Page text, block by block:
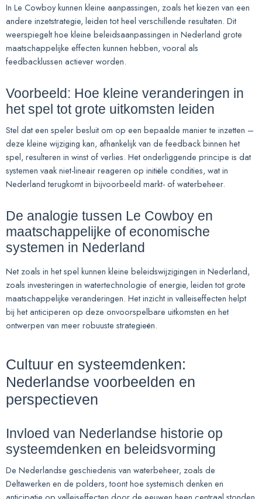
In Le Cowboy kunnen kleine aanpassingen, zoals het kiezen van een
andere inzetstrategie, leiden tot heel verschillende resultaten. Dit
weerspiegelt hoe kleine beleidsaanpassingen in Nederland grote
maatschappelijke effecten kunnen hebben, vooral als
feedbacklussen actiever worden.
Voorbeeld: Hoe kleine veranderingen in
het spel tot grote uitkomsten leiden
Stel dat een speler besluit om op een bepaalde manier te inzetten –
deze kleine wijziging kan, afhankelijk van de feedback binnen het
spel, resulteren in winst of verlies. Het onderliggende principe is dat
systemen vaak niet-lineair reageren op initiële condities, wat in
Nederland terugkomt in bijvoorbeeld markt- of waterbeheer.
De analogie tussen Le Cowboy en
maatschappelijke of economische
systemen in Nederland
Net zoals in het spel kunnen kleine beleidswijzigingen in Nederland,
zoals investeringen in watertechnologie of energie, leiden tot grote
maatschappelijke veranderingen. Het inzicht in valleiseffecten helpt
bij het anticiperen op deze onvoorspelbare uitkomsten en het
ontwerpen van meer robuuste strategieën.
Cultuur en systeemdenken:
Nederlandse voorbeelden en
perspectieven
Invloed van Nederlandse historie op
systeemdenken en beleidsvorming
De Nederlandse geschiedenis van waterbeheer, zoals de
Deltawerken en de polders, toont hoe systemisch denken en